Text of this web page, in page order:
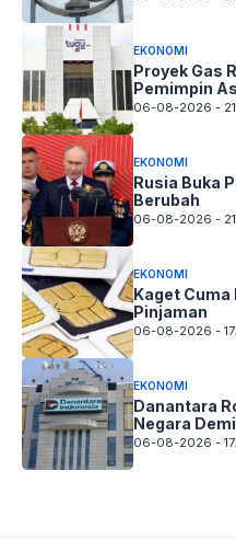
EKONOMI
Proyek Gas
Pemimpin
06-08-2026 -
EKONOMI
Rusia Buka
Berubah
06-08-2026 -
EKONOMI
Kaget Cuma
Pinjaman
06-08-2026 -
EKONOMI
Danantara
Negara
06-08-2026 -